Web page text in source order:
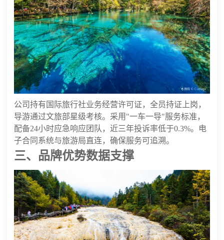
公司持有国际旅行社业务经营许可证，全员持证上岗，
导游通过文旅部星级考核。采用"一车一导"服务标准，
配备24小时应急响应团队，近三年投诉率低于0.3%。电
子合同系统与旅游局直连，确保服务可追溯。
三、品牌优势数据支撑